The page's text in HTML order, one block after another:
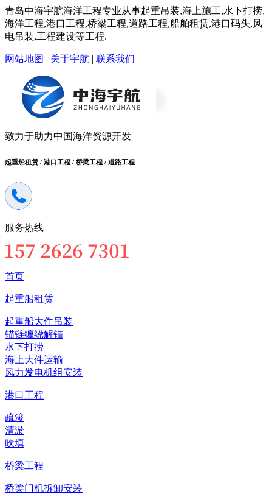
青岛中海宇航海洋工程专业从事起重吊装,海上施工,水下打捞,
海洋工程,港口工程,桥梁工程,道路工程,船舶租赁,港口码头,风
电吊装,工程建设等工程.
网站地图 | 关于宇航 | 联系我们
致力于助力中国海洋资源开发
起重船租赁 / 港口工程 / 桥梁工程 / 道路工程
服务热线
首页
起重船租赁
起重船大件吊装
锚链缠绕解锚
水下打捞
海上大件运输
风力发电机组安装
港口工程
疏浚
清淤
吹填
桥梁工程
桥梁门机拆卸安装